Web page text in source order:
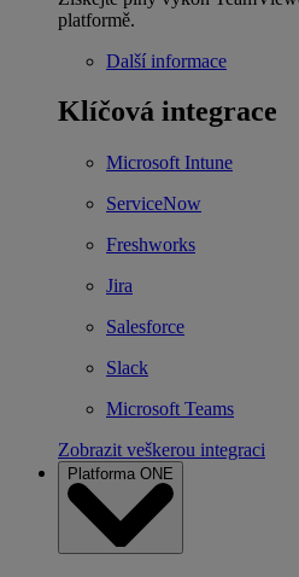
platformě.
Další informace
Klíčová integrace
Microsoft Intune
ServiceNow
Freshworks
Jira
Salesforce
Slack
Microsoft Teams
Zobrazit veškerou integraci
Platforma ONE